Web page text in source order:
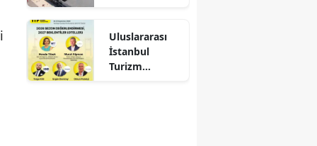
Sağlıyor!
Uluslararası
İstanbul
Turizm